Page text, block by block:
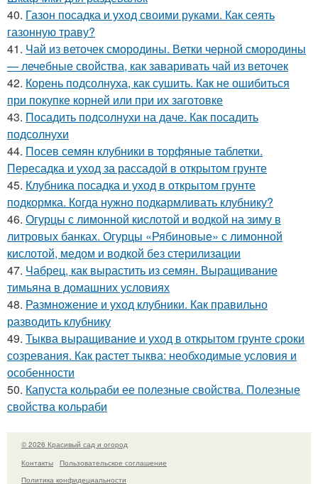
40. Газон посадка и уход своими руками. Как сеять
газонную траву?
41. Чай из веточек смородины. Ветки черной смородины
— лечебные свойства, как заваривать чай из веточек
42. Корень подсолнуха, как сушить. Как не ошибиться
при покупке корней или при их заготовке
43. Посадить подсолнухи на даче. Как посадить
подсолнухи
44. Посев семян клубники в торфяные таблетки.
Пересадка и уход за рассадой в открытом грунте
45. Клубника посадка и уход в открытом грунте
подкормка. Когда нужно подкармливать клубнику?
46. Огурцы с лимонной кислотой и водкой на зиму в
литровых банках. Огурцы «Рябиновые» с лимонной
кислотой, медом и водкой без стерилизации
47. Чабрец, как вырастить из семян. Выращивание
тимьяна в домашних условиях
48. Размножение и уход клубники. Как правильно
разводить клубнику
49. Тыква выращивание и уход в открытом грунте сроки
созревания. Как растет тыква: необходимые условия и
особенности
50. Капуста кольраби ее полезные свойства. Полезные
свойства кольраби
© 2026 Красивый сад и огород
Контакты
Пользовательское соглашение
Политика конфидециальности